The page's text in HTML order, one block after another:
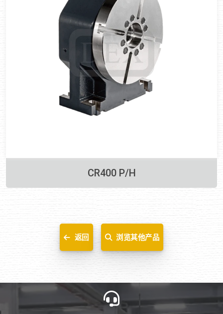
CR400 P/H
返回 浏览其他产品